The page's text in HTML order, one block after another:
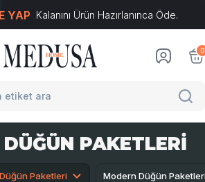
YAP Kalanını Ürün Hazırlanınca Öde.
0
PAKETLERI
Düğün Paketleri Modern Düğün
E-Ticaret Sistemleriyle Hazırlanmıştır.